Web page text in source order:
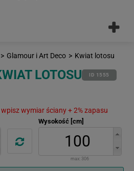
> Glamour i Art Deco > Kwiat lotosu
LOTOSU ID 1555
wymiar ściany + 2% zapasu
Wysokość [cm]
max: 306